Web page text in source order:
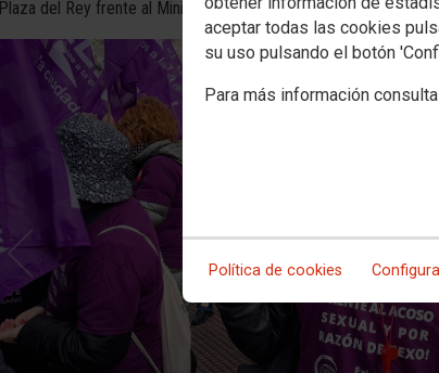
aceptar todas las cookies
su uso pulsando el botón
Para más información
Política de cookies
Plaza del Rey frente al Ministerio de Cultura y Deporte.